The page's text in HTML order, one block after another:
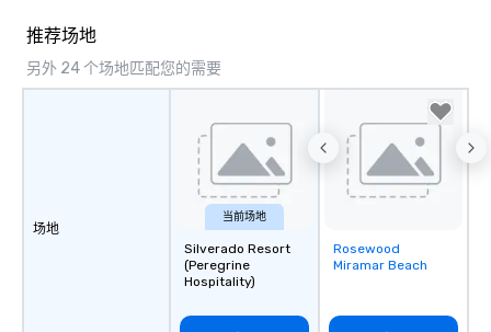
推荐场地
另外 24 个场地匹配您的需要
场地
当前场地
Silverado Resort
(Peregrine
Hospitality)
Removed from
favorites
Rosewood
Miramar Beach